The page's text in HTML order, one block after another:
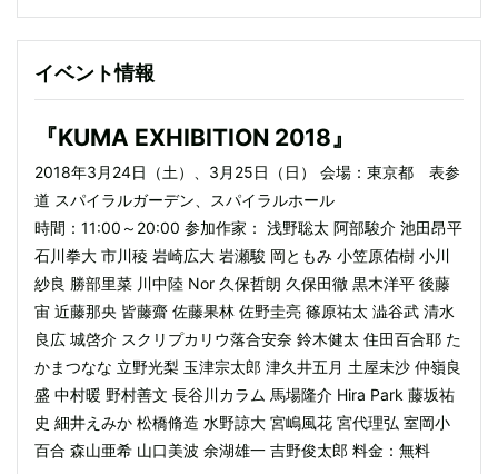
イベント情報
『KUMA EXHIBITION 2018』
2018年3月24日（土）、3月25日（日） 会場：東京都 表参
道 スパイラルガーデン、スパイラルホール
時間：11:00～20:00 参加作家： 浅野聡太 阿部駿介 池田昂平
石川拳大 市川稜 岩崎広大 岩瀬駿 岡ともみ 小笠原佑樹 小川
紗良 勝部里菜 川中陸 Nor 久保哲朗 久保田徹 黒木洋平 後藤
宙 近藤那央 皆藤齋 佐藤果林 佐野圭亮 篠原祐太 澁谷武 清水
良広 城啓介 スクリプカリウ落合安奈 鈴木健太 住田百合耶 た
かまつなな 立野光梨 玉津宗太郎 津久井五月 土屋未沙 仲嶺良
盛 中村暖 野村善文 長谷川カラム 馬場隆介 Hira Park 藤坂祐
史 細井えみか 松橋脩造 水野諒大 宮嶋風花 宮代理弘 室岡小
百合 森山亜希 山口美波 余湖雄一 吉野俊太郎 料金：無料